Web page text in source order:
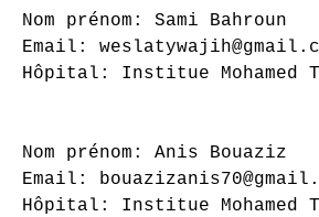
Nom prénom: Sami Bahroun
Email:
Hôpital: Institue Mohamed
Nom prénom: Anis Bouaziz
Email:
Hôpital: Institue Mohamed